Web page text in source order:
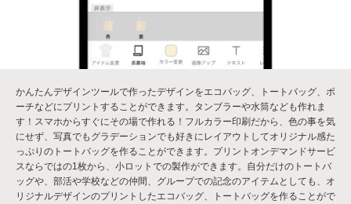
かんたんデザインツールで作ったデザインをエコバッグ、トートバッグ、ポ
ーチなどにプリントすることができます。タンブラーや水筒なども作れま
す！スマホからすぐにその場で作れる！フルカラー印刷だから、色の事を気
にせず、写真でもグラデーションでも好きにレイアウトしてオリジナル感た
っぷりのトートバッグを作ることができます。プリントオンデマンドサービ
スならではの1枚から、小ロットでの製作ができます。自分だけのトートバ
ッグや、部活や学校などの仲間、グループでの記念のアイテムとしても、オ
リジナルデザインのプリントしたエコバッグ、トートバッグを作ることがで